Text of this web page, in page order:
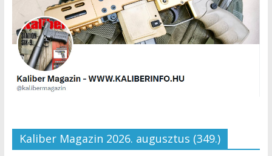
Kaliber Magazin 2026. augusztus (349.)